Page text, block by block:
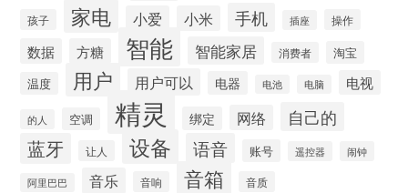
孩子 家电 小爱 小米 手机 插座 操作
数据 方糖 智能 智能家居 消费者
淘宝
温度
用户 用户可以 电器 电池 电脑 电视
的人 空调 精灵 绑定 网络 自己的
蓝牙 让人 设备 语音 账号 遥控器 闹钟
阿里巴巴 音乐 音响 音箱 音质